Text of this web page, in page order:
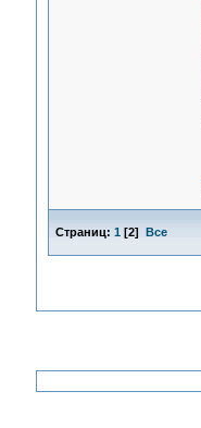
Страниц: 1 [2] Все